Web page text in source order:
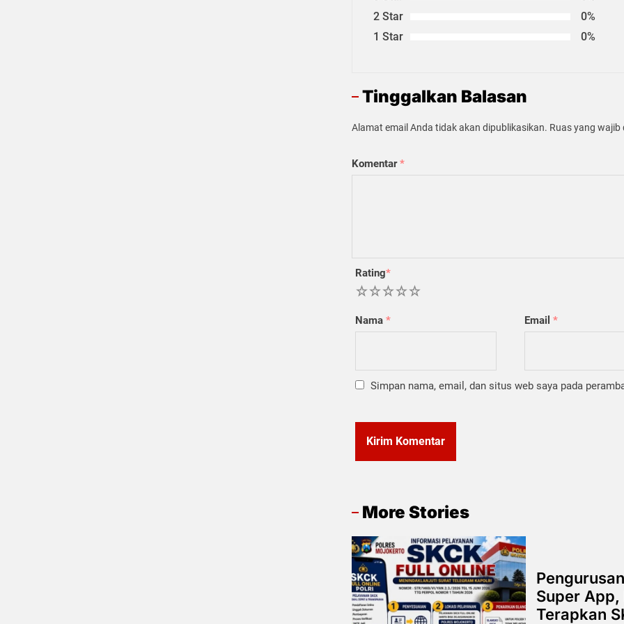
2 Star
0%
1 Star
0%
Tinggalkan Balasan
Alamat email Anda tidak akan dipublikasikan. Ruas yang
Komentar*
Rating*
5
4
3
2
Nama * Email *
Simpan nama, email, dan situs web saya pada
More Stories
Super
Terapkan